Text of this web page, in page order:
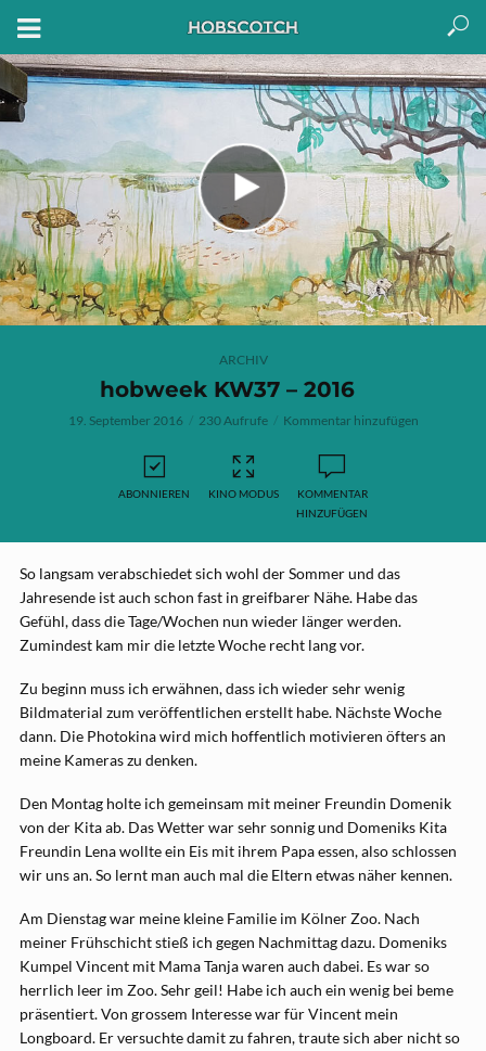
ARCHIV
hobweek KW37 – 2016
19. September 2016 230 Aufrufe Kommentar hinzufügen
ABONNIEREN KINO MODUS
KOMMENTAR
HINZUFÜGEN
So langsam verabschiedet sich wohl der Sommer und das
Jahresende ist auch schon fast in greifbarer Nähe. Habe das
Gefühl, dass die Tage/Wochen nun wieder länger werden.
Zumindest kam mir die letzte Woche recht lang vor.
Zu beginn muss ich erwähnen, dass ich wieder sehr wenig
Bildmaterial zum veröffentlichen erstellt habe. Nächste Woche
dann. Die Photokina wird mich hoffentlich motivieren öfters an
meine Kameras zu denken.
Den Montag holte ich gemeinsam mit meiner Freundin Domenik
von der Kita ab. Das Wetter war sehr sonnig und Domeniks Kita
Freundin Lena wollte ein Eis mit ihrem Papa essen, also schlossen
wir uns an. So lernt man auch mal die Eltern etwas näher kennen.
Am Dienstag war meine kleine Familie im Kölner Zoo. Nach
meiner Frühschicht stieß ich gegen Nachmittag dazu. Domeniks
Kumpel Vincent mit Mama Tanja waren auch dabei. Es war so
herrlich leer im Zoo. Sehr geil! Habe ich auch ein wenig bei beme
präsentiert. Von grossem Interesse war für Vincent mein
Longboard. Er versuchte damit zu fahren, traute sich aber nicht so